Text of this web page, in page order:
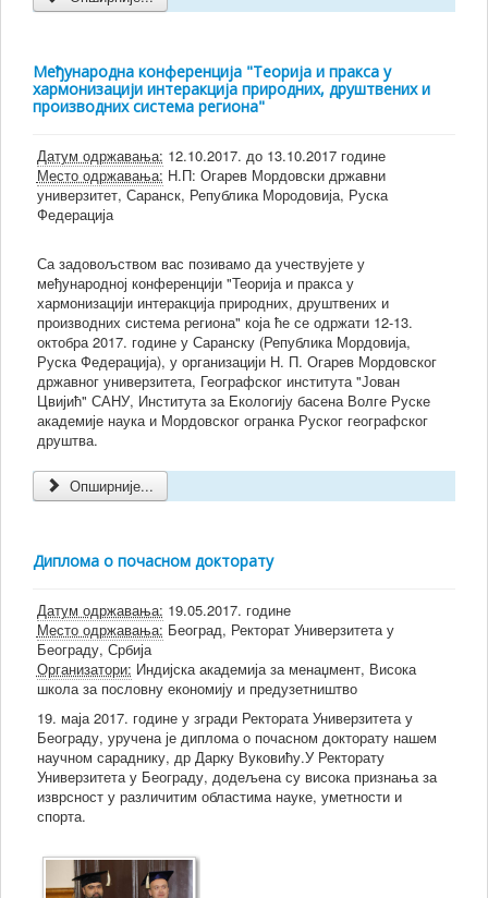
Међународна конференција "Теорија и пракса у
хармонизацији интеракција природних, друштвених и
производних система региона"
Датум одржавања: 12.10.2017. до 13.10.2017 године
Место одржавања: Н.П: Огарев Мордовски државни
универзитет, Саранск, Република Мородовија, Руска
Федерација
Са задовољством вас позивамо да учествујете у
међународној конференцији "Теорија и пракса у
хармонизацији интеракција природних, друштвених и
производних система региона" која ће се одржати 12-13.
октобра 2017. године у Саранску (Република Мордовија,
Руска Федерација), у организацији Н. П. Огарев Мордовског
државног универзитета, Географског института "Јован
Цвијић" САНУ, Института за Екологију басена Волге Руске
академије наука и Мордовског огранка Руског географског
друштва.
Опширније...
Диплома о почасном докторату
Датум одржавања: 19.05.2017. године
Место одржавања: Београд, Ректорат Универзитета у
Београду, Србија
Организатори: Индијска академија за менаџмент, Висока
школа за пословну економију и предузетништво
19. маја 2017. године у згради Ректората Универзитета у
Београду, уручена је диплома о почасном докторату нашем
научном сараднику, др Дарку Вуковићу.У Ректорату
Универзитета у Београду, додељена су висока признања за
изврсност у различитим областима науке, уметности и
спорта.